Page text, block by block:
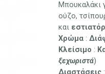
Μπουκαλάκι
ούζο,
και
Χρώμα :
Κλείσιμο :
ξεχωριστά)
Διαστάσεις :